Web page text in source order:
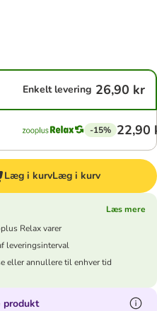
Enkelt levering 26,90 kr
-15% 22,90
Læg i kurvLæg i kurv
Læs mere
Relax varer
leveringsinterval
eller annullere til enhver tid
produkt